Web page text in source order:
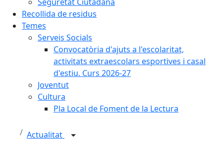
Recollida de residus
Temes
Serveis Socials
Convocatòria d'ajuts a l'escolaritat,
activitats extraescolars esportives i casal
d'estiu. Curs 2026-27
Joventut
Cultura
Pla Local de Foment de la Lectura
Actualitat